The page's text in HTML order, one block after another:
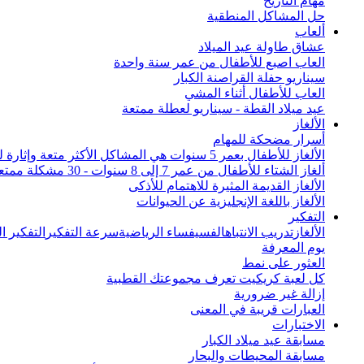
حل المشاكل المنطقية
ألعاب
عشاق طاولة عيد الميلاد
العاب اصبع للأطفال من عمر سنة واحدة
سيناريو حفلة القراصنة الكبار
العاب للأطفال أثناء المشي
عيد ميلاد القطة - سيناريو لعطلة ممتعة
الألغاز
أسرار مضحكة للمهام
الألغاز للأطفال بعمر 5 سنوات هي المشاكل الأكثر متعة وإثارة للاهتمام من جميع أنحاء العالم
ألغاز الشتاء للأطفال من عمر 7 إلى 8 سنوات - 30 مشكلة ممتعة
الألغاز القديمة المثيرة للاهتمام للأذكى
الألغاز باللغة الإنجليزية عن الحيوانات
التفكير
الألغاز تدريب الانتباهالفسيفساء الرياضيةسرعة التفكير
يوم المعرفة
العثور على نمط
كل لعبة كريكيت تعرف مجموعتك القطبية
إزالة غير ضرورية
العبارات قريبة في المعنى
الاختبارات
مسابقة عيد ميلاد الكبار
مسابقة المحيطات والبحار